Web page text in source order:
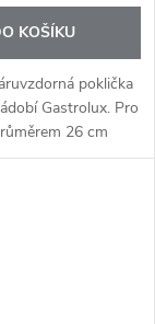
KOŠÍKU
poklička
Gastrolux. Pro
26 cm